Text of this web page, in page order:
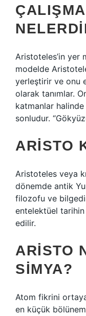
Aristoteles’in yer
modelde
yerleştirir ve onu
olarak tanımlar.
katmanlar
sonludur.
ARISTO
Aristoteles veya
dönemde antik
filozofu ve
entelektüel
edilir.
ARISTO
SIMYA?
Atom fikrini
en küçük